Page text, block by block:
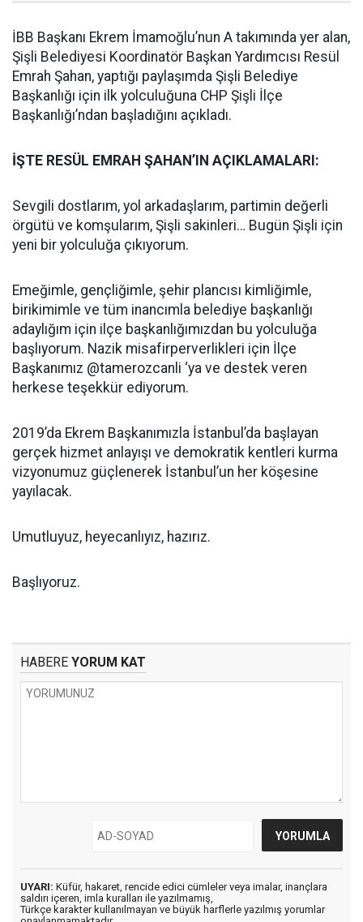
İBB Başkanı Ekrem İmamoğlu’nun A takımında yer alan,
Şişli Belediyesi Koordinatör Başkan Yardımcısı Resül
Emrah Şahan, yaptığı paylaşımda Şişli Belediye
Başkanlığı için ilk yolculuğuna CHP Şişli İlçe
Başkanlığı’ndan başladığını açıkladı.
İŞTE RESÜL EMRAH ŞAHAN’IN AÇIKLAMALARI:
Sevgili dostlarım, yol arkadaşlarım, partimin değerli
örgütü ve komşularım, Şişli sakinleri… Bugün Şişli için
yeni bir yolculuğa çıkıyorum.
Emeğimle, gençliğimle, şehir plancısı kimliğimle,
birikimimle ve tüm inancımla belediye başkanlığı
adaylığım için ilçe başkanlığımızdan bu yolculuğa
başlıyorum. Nazik misafirperverlikleri için İlçe
Başkanımız @tamerozcanli ‘ya ve destek veren
herkese teşekkür ediyorum.
2019’da Ekrem Başkanımızla İstanbul’da başlayan
gerçek hizmet anlayışı ve demokratik kentleri kurma
vizyonumuz güçlenerek İstanbul’un her köşesine
yayılacak.
Umutluyuz, heyecanlıyız, hazırız.
Başlıyoruz.
HABERE YORUM KAT
UYARI: Küfür, hakaret, rencide edici cümleler veya imalar, inançlara
saldırı içeren, imla kuralları ile yazılmamış,
Türkçe karakter kullanılmayan ve büyük harflerle yazılmış yorumlar